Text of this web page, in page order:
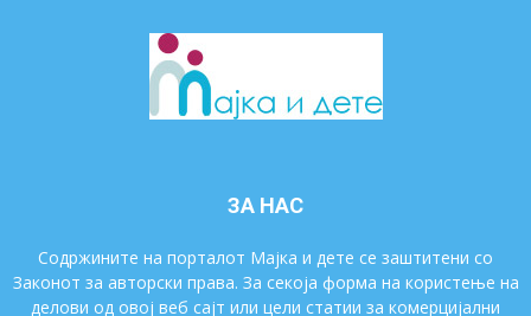
ЗА НАС
Содржините на порталот Мајка и дете се заштитени со
Законот за авторски права. За секоја форма на користење на
делови од овој веб сајт или цели статии за комерцијални